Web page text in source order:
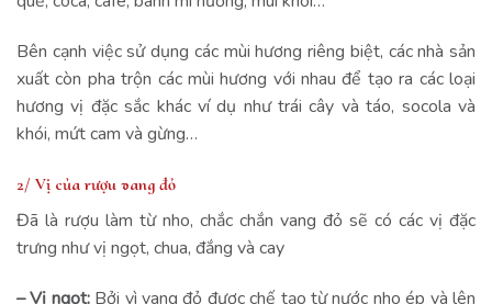
Bên cạnh việc sử dụng các mùi hương riêng biệt, các nhà sản
xuất còn pha trộn các mùi hương với nhau để tạo ra các loại
hương vị đặc sắc khác ví dụ như trái cây và táo, socola và
khói, mứt cam và gừng…
2/ Vị của rượu vang đỏ
Đã là rượu làm từ nho, chắc chắn vang đỏ sẽ có các vị đặc
trưng như vị ngọt, chua, đắng và cay
– Vị ngọt:Bởi vì vang đỏ được chế tạo từ nước nho ép và lên